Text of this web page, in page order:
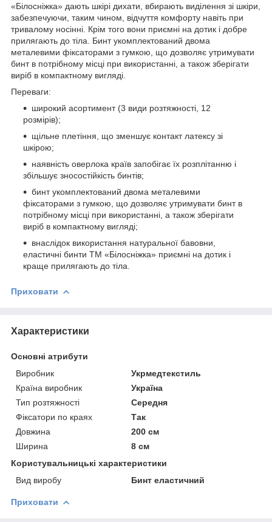
«Білосніжка» дають шкірі дихати, вбирають виділення зі шкіри,
забезпечуючи, таким чином, відчуття комфорту навіть при
тривалому носінні. Крім того вони приємні на дотик і добре
прилягають до тіла. Бинт укомплектований двома
металевими фіксаторами з гумкою, що дозволяє утримувати
бинт в потрібному місці при використанні, а також зберігати
виріб в компактному вигляді.
Переваги:
широкий асортимент (3 види розтяжності, 12
розмірів);
щільне плетіння, що зменшує контакт латексу зі
шкірою;
наявність оверлока країв запобігає їх розплітанню і
збільшує зносостійкість бинтів;
бинт укомплектований двома металевими
фіксаторами з гумкою, що дозволяє утримувати бинт в
потрібному місці при використанні, а також зберігати
виріб в компактному вигляді;
внаслідок використання натуральної бавовни,
еластичні бинти ТМ «Білосніжка» приємні на дотик і
краще прилягають до тіла.
Приховати
Характеристики
Основні атрибути
Виробник
Укрмедтекстиль
Країна виробник
Україна
Тип розтяжності
Середня
Фіксатори по краях
Так
Довжина
200 см
Ширина
8 см
Користувальницькі характеристики
Вид виробу
Бинт еластичний
Приховати